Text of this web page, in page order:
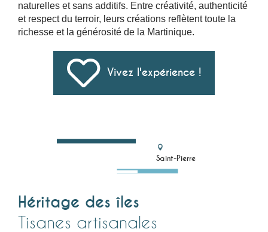
naturelles et sans additifs. Entre créativité, authenticité
et respect du terroir, leurs créations reflètent toute la
richesse et la générosité de la Martinique.
Vivez l'expérience !
Saint-Pierre
Héritage des îles
Tisanes artisanales